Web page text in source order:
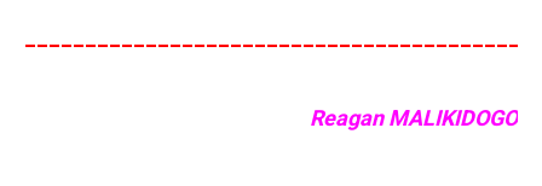
Reagan MALIKIDOGO